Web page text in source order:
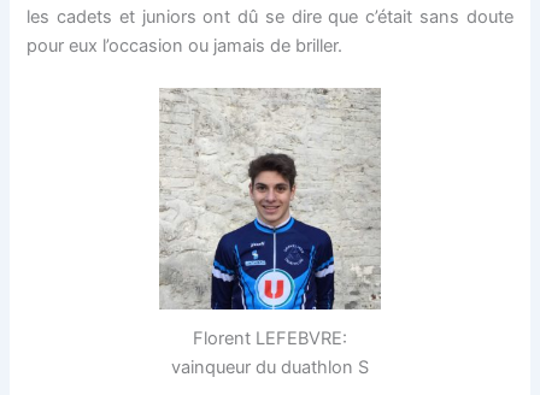
les cadets et juniors ont dû se dire que c’était sans doute
pour eux l’occasion ou jamais de briller.
Florent LEFEBVRE:
vainqueur du duathlon S